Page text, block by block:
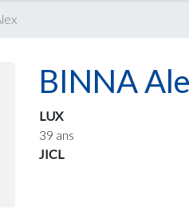
BINNA
LUX
39 ans
JICL